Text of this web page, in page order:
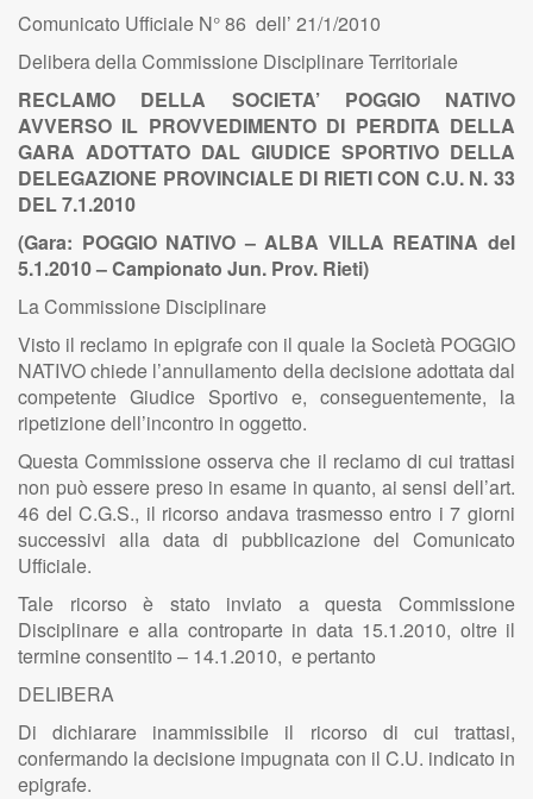
Comunicato Ufficiale N° 86 dell’ 21/1/2010
Delibera della Commissione Disciplinare Territoriale
RECLAMO DELLA SOCIETA’ POGGIO NATIVO
AVVERSO IL PROVVEDIMENTO DI PERDITA DELLA
GARA ADOTTATO DAL GIUDICE SPORTIVO DELLA
DELEGAZIONE PROVINCIALE DI RIETI CON C.U. N. 33
DEL 7.1.2010
(Gara: POGGIO NATIVO – ALBA VILLA REATINA del
5.1.2010 – Campionato Jun. Prov. Rieti)
La Commissione Disciplinare
Visto il reclamo in epigrafe con il quale la Società POGGIO
NATIVO chiede l’annullamento della decisione adottata dal
competente Giudice Sportivo e, conseguentemente, la
ripetizione dell’incontro in oggetto.
Questa Commissione osserva che il reclamo di cui trattasi
non può essere preso in esame in quanto, ai sensi dell’art.
46 del C.G.S., il ricorso andava trasmesso entro i 7 giorni
successivi alla data di pubblicazione del Comunicato
Ufficiale.
Tale ricorso è stato inviato a questa Commissione
Disciplinare e alla controparte in data 15.1.2010, oltre il
termine consentito – 14.1.2010, e pertanto
DELIBERA
Di dichiarare inammissibile il ricorso di cui trattasi,
confermando la decisione impugnata con il C.U. indicato in
epigrafe.